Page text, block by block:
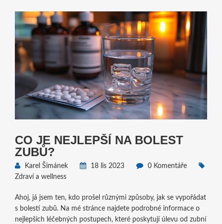
CO JE NEJLEPŠÍ NA BOLEST
ZUBŮ?
Karel Šimánek 18 lis 2023
0 Komentáře
Zdraví a wellness
Ahoj, já jsem ten, kdo prošel různými způsoby, jak se vypořádat
s bolestí zubů. Na mé stránce najdete podrobné informace o
nejlepších léčebných postupech, které poskytují úlevu od zubní